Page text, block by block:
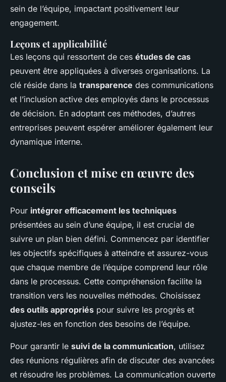
sein de l’équipe, impactant positivement leur
engagement.
Leçons et applicabilité
Les leçons qui ressortent de ces études de cas
peuvent être appliquées à diverses organisations. La
clé réside dans la transparence des communications
et l’inclusion active des employés dans le processus
de décision. En adoptant ces méthodes, d’autres
entreprises peuvent espérer améliorer également leur
dynamique interne.
Conclusion et mise en œuvre des
conseils
Pour intégrer efficacement les techniques
présentées au sein d’une équipe, il est crucial de
suivre un plan bien défini. Commencez par identifier
les objectifs spécifiques à atteindre et assurez-vous
que chaque membre de l’équipe comprend leur rôle
dans le processus. Cette compréhension facilite la
transition vers les nouvelles méthodes. Choisissez
des outils appropriés pour suivre les progrès et
ajustez-les en fonction des besoins de l’équipe.
Pour garantir le suivi de la communication, utilisez
des réunions régulières afin de discuter des avancées
et résoudre les problèmes. La communication ouverte